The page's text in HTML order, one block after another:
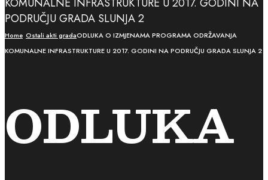
Home Ostali akti gradaODLUKA O IZMJENAMA PROGRAMA ODRŽAVANJA
KOMUNALNE INFRASTRUKTURE U 2017. GODINI NA PODRUČJU GRADA SLUNJA 2
ODLUKA